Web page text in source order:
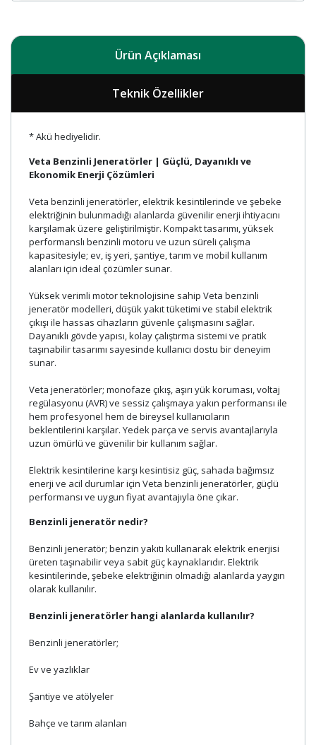
Ürün Açıklaması
Teknik Özellikler
* Akü hediyelidir.
Veta Benzinli Jeneratörler | Güçlü, Dayanıklı ve
Ekonomik Enerji Çözümleri
Veta benzinli jeneratörler, elektrik kesintilerinde ve şebeke
elektriğinin bulunmadığı alanlarda güvenilir enerji ihtiyacını
karşılamak üzere geliştirilmiştir. Kompakt tasarımı, yüksek
performanslı benzinli motoru ve uzun süreli çalışma
kapasitesiyle; ev, iş yeri, şantiye, tarım ve mobil kullanım
alanları için ideal çözümler sunar.
Yüksek verimli motor teknolojisine sahip Veta benzinli
jeneratör modelleri, düşük yakıt tüketimi ve stabil elektrik
çıkışı ile hassas cihazların güvenle çalışmasını sağlar.
Dayanıklı gövde yapısı, kolay çalıştırma sistemi ve pratik
taşınabilir tasarımı sayesinde kullanıcı dostu bir deneyim
sunar.
Veta jeneratörler; monofaze çıkış, aşırı yük koruması, voltaj
regülasyonu (AVR) ve sessiz çalışmaya yakın performansı ile
hem profesyonel hem de bireysel kullanıcıların
beklentilerini karşılar. Yedek parça ve servis avantajlarıyla
uzun ömürlü ve güvenilir bir kullanım sağlar.
Elektrik kesintilerine karşı kesintisiz güç, sahada bağımsız
enerji ve acil durumlar için Veta benzinli jeneratörler, güçlü
performansı ve uygun fiyat avantajıyla öne çıkar.
Benzinli jeneratör nedir?
Benzinli jeneratör; benzin yakıtı kullanarak elektrik enerjisi
üreten taşınabilir veya sabit güç kaynaklarıdır. Elektrik
kesintilerinde, şebeke elektriğinin olmadığı alanlarda yaygın
olarak kullanılır.
Benzinli jeneratörler hangi alanlarda kullanılır?
Benzinli jeneratörler;
Ev ve yazlıklar
Şantiye ve atölyeler
Bahçe ve tarım alanları